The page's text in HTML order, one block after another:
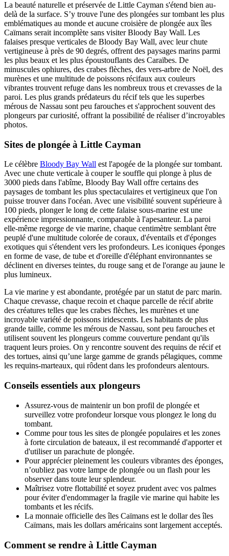
La beauté naturelle et préservée de Little Cayman s'étend bien au-
delà de la surface. S’y trouve l'une des plongées sur tombant les plus
emblématiques au monde et aucune croisière de plongée aux îles
Caïmans serait incomplète sans visiter Bloody Bay Wall. Les
falaises presque verticales de Bloody Bay Wall, avec leur chute
vertigineuse à près de 90 degrés, offrent des paysages marins parmi
les plus beaux et les plus époustouflants des Caraïbes. De
minuscules ophiures, des crabes flèches, des vers-arbre de Noël, des
murènes et une multitude de poissons récifaux aux couleurs
vibrantes trouvent refuge dans les nombreux trous et crevasses de la
paroi. Les plus grands prédateurs du récif tels que les superbes
mérous de Nassau sont peu farouches et s'approchent souvent des
plongeurs par curiosité, offrant la possibilité de réaliser d’incroyables
photos.
Sites de plongée à Little Cayman
Le célèbre Bloody Bay Wall est l'apogée de la plongée sur tombant.
Avec une chute verticale à couper le souffle qui plonge à plus de
3000 pieds dans l'abîme, Bloody Bay Wall offre certains des
paysages de tombant les plus spectaculaires et vertigineux que l'on
puisse trouver dans l'océan. Avec une visibilité souvent supérieure à
100 pieds, plonger le long de cette falaise sous-marine est une
expérience impressionnante, comparable à l'apesanteur. La paroi
elle-même regorge de vie marine, chaque centimètre semblant être
peuplé d'une multitude colorée de coraux, d'éventails et d'éponges
exotiques qui s'étendent vers les profondeurs. Les iconiques éponges
en forme de vase, de tube et d'oreille d'éléphant environnantes se
déclinent en diverses teintes, du rouge sang et de l'orange au jaune le
plus lumineux.
La vie marine y est abondante, protégée par un statut de parc marin.
Chaque crevasse, chaque recoin et chaque parcelle de récif abrite
des créatures telles que les crabes flèches, les murènes et une
incroyable variété de poissons iridescents. Les habitants de plus
grande taille, comme les mérous de Nassau, sont peu farouches et
utilisent souvent les plongeurs comme couverture pendant qu'ils
traquent leurs proies. On y rencontre souvent des requins de récif et
des tortues, ainsi qu’une large gamme de grands pélagiques, comme
les requins-marteaux, qui rôdent dans les profondeurs alentours.
Conseils essentiels aux plongeurs
Assurez-vous de maintenir un bon profil de plongée et
surveillez votre profondeur lorsque vous plongez le long du
tombant.
Comme pour tous les sites de plongée populaires et les zones
à forte circulation de bateaux, il est recommandé d'apporter et
d'utiliser un parachute de plongée.
Pour apprécier pleinement les couleurs vibrantes des éponges,
n’oubliez pas votre lampe de plongée ou un flash pour les
observer dans toute leur splendeur.
Maîtrisez votre flottabilité et soyez prudent avec vos palmes
pour éviter d'endommager la fragile vie marine qui habite les
tombants et les récifs.
La monnaie officielle des îles Caïmans est le dollar des îles
Caïmans, mais les dollars américains sont largement acceptés.
Comment se rendre à Little Cayman